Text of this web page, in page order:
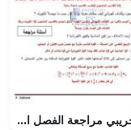
اختبار تجريبي مراجعة الفصل الأول مع الإجابات, (فيزياء) الثاني عشر العام